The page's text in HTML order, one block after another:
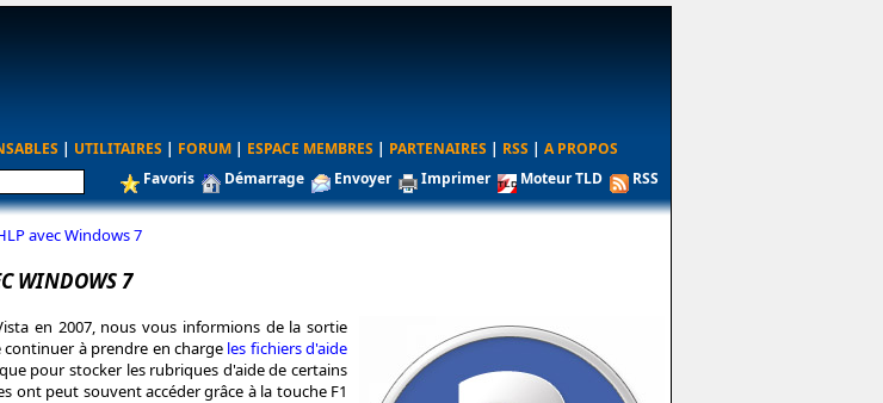
| UTILITAIRES | FORUM | ESPACE MEMBRES | PARTENAIRES | RSS | A PROPOS
Favoris Démarrage Envoyer Imprimer Moteur TLD RSS
avec Windows 7
WINDOWS 7
en 2007, nous vous informions de la sortie
à prendre en charge les fichiers d'aide
pour stocker les rubriques d'aide de certains
ont peut souvent accéder grâce à la touche F1